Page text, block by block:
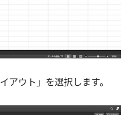
アウト」を選択します。